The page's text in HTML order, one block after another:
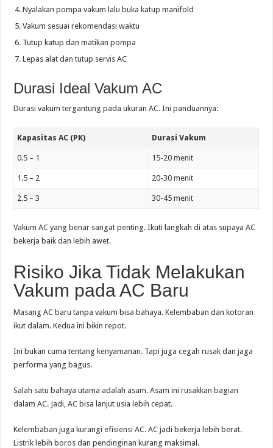
Nyalakan pompa vakum lalu buka katup manifold
Vakum sesuai rekomendasi waktu
Tutup katup dan matikan pompa
Lepas alat dan tutup servis AC
Durasi Ideal Vakum AC
Durasi vakum tergantung pada ukuran AC. Ini panduannya:
Kapasitas AC (PK) Durasi Vakum
0.5 – 1 15-20 menit
1.5 – 2 20-30 menit
2.5 – 3 30-45 menit
Vakum AC yang benar sangat penting. Ikuti langkah di atas supaya AC
bekerja baik dan lebih awet.
Risiko Jika Tidak Melakukan
Vakum pada AC Baru
Masang AC baru tanpa vakum bisa bahaya. Kelembaban dan kotoran
ikut dalam. Kedua ini bikin repot.
Ini bukan cuma tentang kenyamanan. Tapi juga cegah rusak dan jaga
performa yang bagus.
Salah satu bahaya utama adalah asam. Asam ini rusakkan bagian
dalam AC. Jadi, AC bisa lanjut usia lebih cepat.
Kelembaban juga kurangi efisiensi AC. AC jadi bekerja lebih berat.
Listrik lebih boros dan pendinginan kurang maksimal.